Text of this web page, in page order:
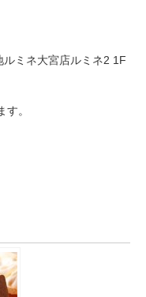
ミネ大宮店ルミネ2 1F
。